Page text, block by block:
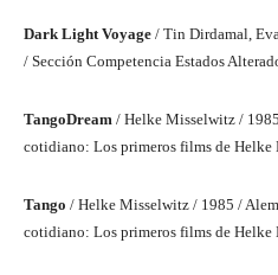
Dark Light Voyage / Tin Dirdamal,
/ Sección Competencia Estados
TangoDream / Helke Misselwitz /
cotidiano: Los primeros films de
Tango / Helke Misselwitz / 1985 /
cotidiano: Los primeros films de